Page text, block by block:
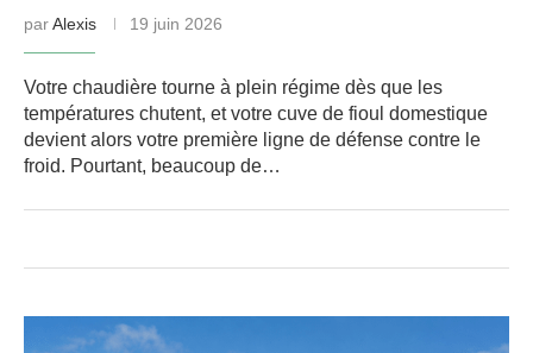
parAlexis 19 juin 2026
Votre chaudière tourne à plein régime dès que les
températures chutent, et votre cuve de fioul domestique
devient alors votre première ligne de défense contre le
froid. Pourtant, beaucoup de…